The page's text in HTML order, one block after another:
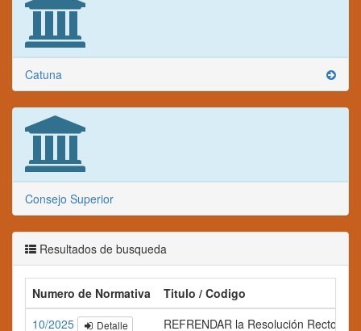
Catuna
Consejo Superior
Resultados de busqueda
Numero de Normativa
Titulo / Codigo
10/2025
Detalle REFRENDAR la Resolución